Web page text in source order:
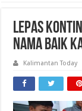
Lepas
Nama Baik
Kalimantan Today